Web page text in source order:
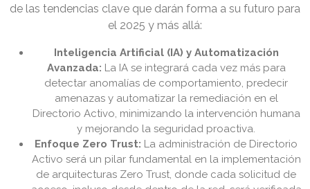
de las tendencias clave que darán forma a su futuro para
el 2025 y más allá:
Inteligencia Artificial (IA) y Automatización
Avanzada: La IA se integrará cada vez más para
detectar anomalías de comportamiento, predecir
amenazas y automatizar la remediación en el
Directorio Activo, minimizando la intervención humana
y mejorando la seguridad proactiva.
Enfoque Zero Trust: La administración de Directorio
Activo será un pilar fundamental en la implementación
de arquitecturas Zero Trust, donde cada solicitud de